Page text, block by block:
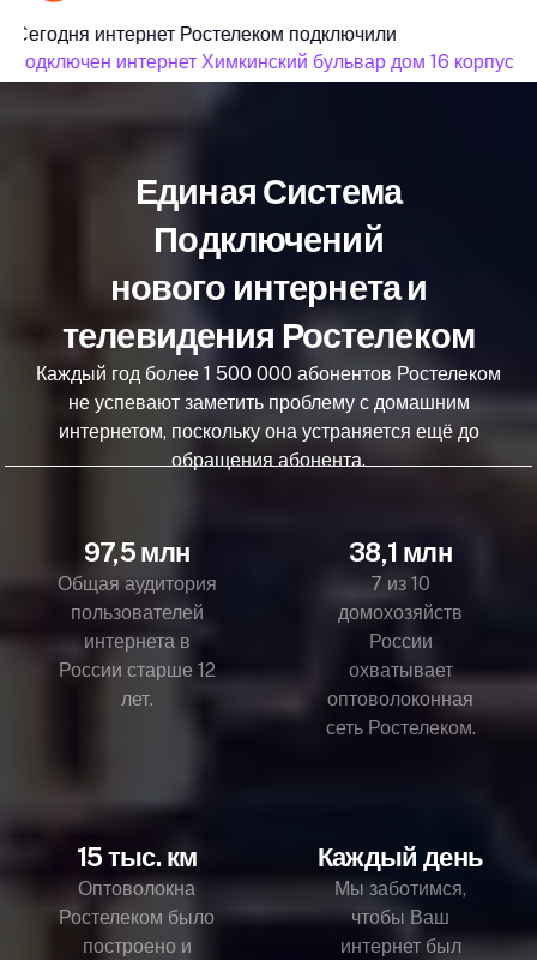
Сегодня интернет Ростелеком подключили
подключен интернет Химкинский бульвар дом 16 корпус 3
Единая Система
Подключений
нового интернета и
телевидения Ростелеком
Каждый год более 1 500 000 абонентов Ростелеком
не успевают заметить проблему с домашним
интернетом, поскольку она устраняется ещё до
обращения абонента.
97,5 млн
Общая аудитория
пользователей
интернета в
России старше 12
лет.
38,1 млн
7 из 10
домохозяйств
России
охватывает
оптоволоконная
сеть Ростелеком.
15 тыс. км
Оптоволокна
Ростелеком было
построено и
Каждый день
Мы заботимся,
чтобы Ваш
интернет был